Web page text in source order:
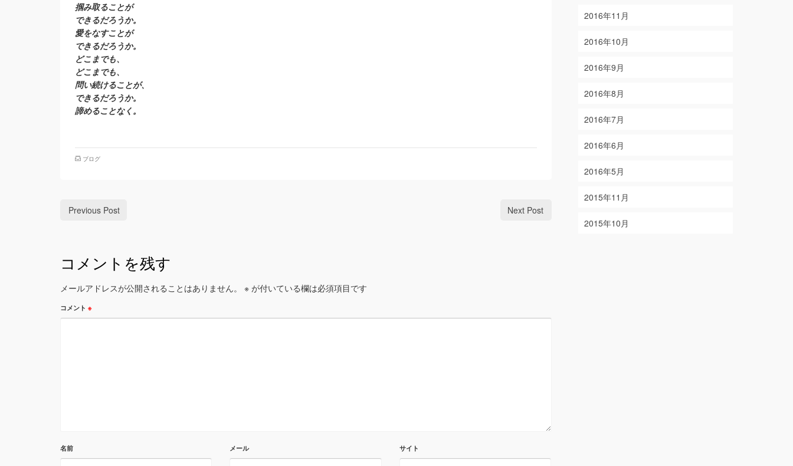
掴み取ることが
できるだろうか。
愛をなすことが
できるだろうか。
どこまでも、
どこまでも、
問い続けることが、
できるだろうか。
諦めることなく。
ブログ
Previous Post Next Post
コメントを残す
メールアドレスが公開されることはありません。 ※ が付いている欄は必須項目です
コメント ※
名前 メール サイト
2016年11月
2016年10月
2016年9月
2016年8月
2016年7月
2016年6月
2016年5月
2015年11月
2015年10月